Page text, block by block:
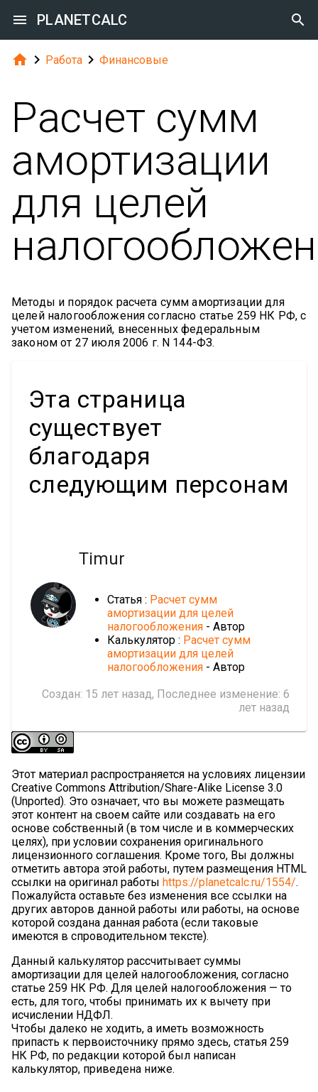
 PLANETCALC 
  Работа  Финансовые
Расчет сумм
амортизации
для целей
Методы и порядок расчета сумм амортизации для
целей налогообложения согласно статье 259 НК РФ, с
учетом изменений, внесенных федеральным
законом от 27 июля 2006 г. N 144-ФЗ.
Эта страница
существует
благодаря
следующим персонам
Timur
Статья : Расчет сумм
амортизации для целей
налогообложения - Автор
Калькулятор : Расчет сумм
амортизации для целей
налогообложения - Автор
Создан: 15 лет назад, Последнее изменение: 6
лет назад
Этот материал распространяется на условиях лицензии
Creative Commons Attribution/Share-Alike License 3.0
(Unported). Это означает, что вы можете размещать
этот контент на своем сайте или создавать на его
основе собственный (в том числе и в коммерческих
целях), при условии сохранения оригинального
лицензионного соглашения. Кроме того, Вы должны
отметить автора этой работы, путем размещения HTML
ссылки на оригинал работы https://planetcalc.ru/1554/.
Пожалуйста оставьте без изменения все ссылки на
других авторов данной работы или работы, на основе
которой создана данная работа (если таковые
имеются в спроводительном тексте).
Данный калькулятор рассчитывает суммы
амортизации для целей налогообложения, согласно
статье 259 НК РФ. Для целей налогообложения — то
есть, для того, чтобы принимать их к вычету при
исчислении НДФЛ.
Чтобы далеко не ходить, а иметь возможность
припасть к первоисточнику прямо здесь, статья 259
НК РФ, по редакции которой был написан
калькулятор, приведена ниже.